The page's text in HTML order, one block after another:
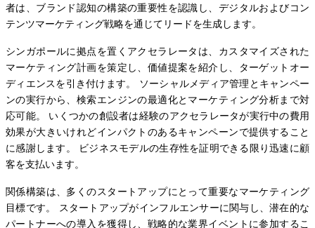
者は、ブランド認知の構築の重要性を認識し、デジタルおよびコン
テンツマーケティング戦略を通じてリードを生成します。
シンガポールに拠点を置くアクセラレータは、カスタマイズされた
マーケティング計画を策定し、価値提案を紹介し、ターゲットオー
ディエンスを引き付けます。 ソーシャルメディア管理とキャンペー
ンの実行から、検索エンジンの最適化とマーケティング分析まで対
応可能。 いくつかの創設者は経験のアクセラレータが実行中の費用
効果が大きいけれどインパクトのあるキャンペーンで提供すること
に感謝します。 ビジネスモデルの生存性を証明できる限り迅速に顧
客を支払います。
関係構築は、多くのスタートアップにとって重要なマーケティング
目標です。 スタートアップがインフルエンサーに関与し、潜在的な
パートナーへの導入を獲得し、戦略的な業界イベントに参加するこ